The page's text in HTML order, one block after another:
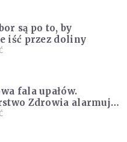
są po to, by
iść przez doliny
fala upałów.
Zdrowia alarmuje
z czerwca